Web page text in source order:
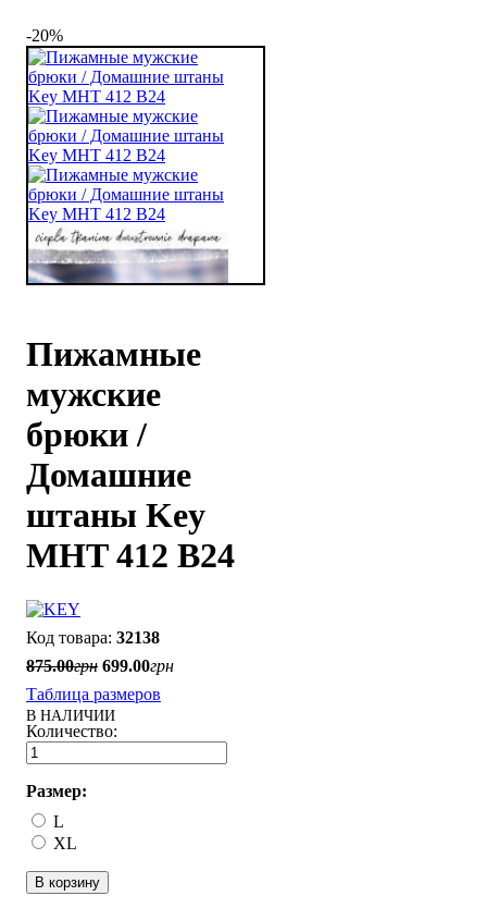
-20%
Пижамные
мужские
брюки /
Домашние
штаны Key
MHT 412 B24
32138
875.00грн 699.00грн
Таблица размеров
В НАЛИЧИИ
Размер:
L
XL
В корзину